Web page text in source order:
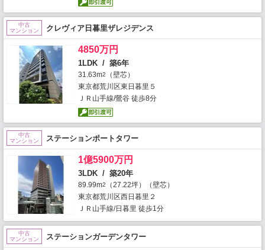
中古
マンション
クレヴィア日暮里ザレジデンス
4850万円
1LDK / 築6年
31.63m2
（壁芯）
東京都荒川区東日暮里５
ＪＲ山手線/鶯谷 徒歩8分
中古
マンション
ステーションポートタワー
1億5900万円
3LDK / 築20年
89.99m2
（27.22坪）（壁芯）
東京都荒川区西日暮里２
ＪＲ山手線/日暮里 徒歩1分
中古
マンション
ステーションガーデンタワー